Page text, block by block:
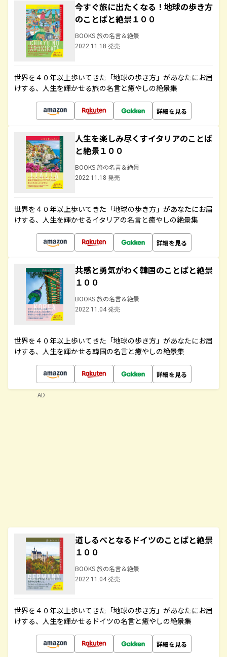
今すぐ旅に出たくなる！地球の歩き方
のことばと絶景１００
BOOKS 旅の名言＆絶景
2022.11.18 発売
世界を４０年以上歩いてきた「地球の歩き方」があなたにお届
けする、人生を輝かせる旅の名言と癒やしの絶景集
詳細を見る
人生を楽しみ尽くすイタリアのことば
と絶景１００
BOOKS 旅の名言＆絶景
2022.11.18 発売
世界を４０年以上歩いてきた「地球の歩き方」があなたにお届
けする、人生を輝かせるイタリアの名言と癒やしの絶景集
詳細を見る
共感と勇気がわく韓国のことばと絶景
１００
BOOKS 旅の名言＆絶景
2022.11.04 発売
世界を４０年以上歩いてきた「地球の歩き方」があなたにお届
けする、人生を輝かせる韓国の名言と癒やしの絶景集
詳細を見る
道しるべとなるドイツのことばと絶景
１００
BOOKS 旅の名言＆絶景
2022.11.04 発売
世界を４０年以上歩いてきた「地球の歩き方」があなたにお届
けする、人生を輝かせるドイツの名言と癒やしの絶景集
詳細を見る
AD